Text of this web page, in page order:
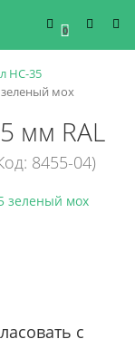
0
НС-35
мох
мм RAL
8455-04)
с